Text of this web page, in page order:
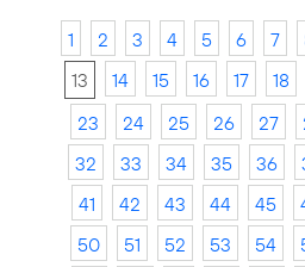
1 2 3 4 5 6 7
13
14 15 16 17 18
23
24 25 26 27
32
33 34 35 36
41
42 43 44 45
50
51 52 53 54